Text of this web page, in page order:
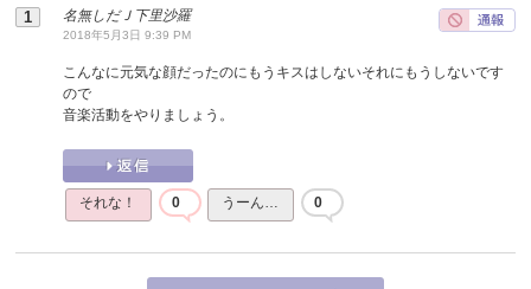
名無しだＪ下里沙羅
2018年5月3日 9:39 PM
こんなに元気な顔だったのにもうキスはしないそれにもうしないです
ので
音楽活動をやりましょう。
それな！ 0 うーん… 0